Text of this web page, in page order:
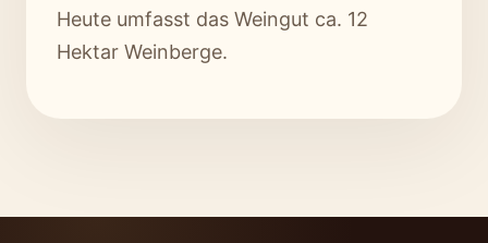
Heute umfasst das Weingut ca. 12
Hektar Weinberge.